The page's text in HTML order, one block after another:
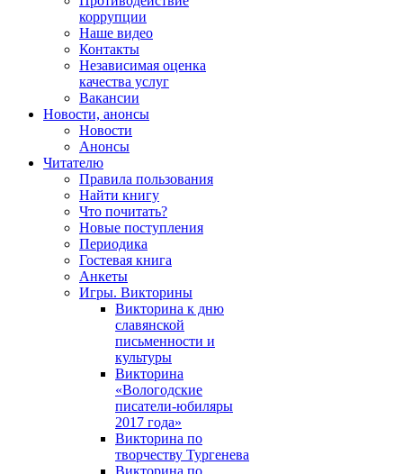
коррупции
Наше видео
Контакты
Независимая оценка
качества услуг
Вакансии
Новости, анонсы
Новости
Анонсы
Читателю
Правила пользования
Найти книгу
Что почитать?
Новые поступления
Периодика
Гостевая книга
Анкеты
Игры. Викторины
Викторина к дню
славянской
письменности и
культуры
Викторина
«Вологодские
писатели-юбиляры
2017 года»
Викторина по
творчеству Тургенева
Викторина по